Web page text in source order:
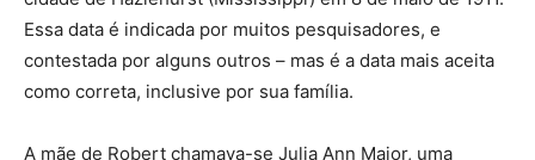
Essa data é indicada por muitos pesquisadores, e
contestada por alguns outros – mas é a data mais aceita
como correta, inclusive por sua família.
A mãe de Robert chamava-se Julia Ann Major, uma